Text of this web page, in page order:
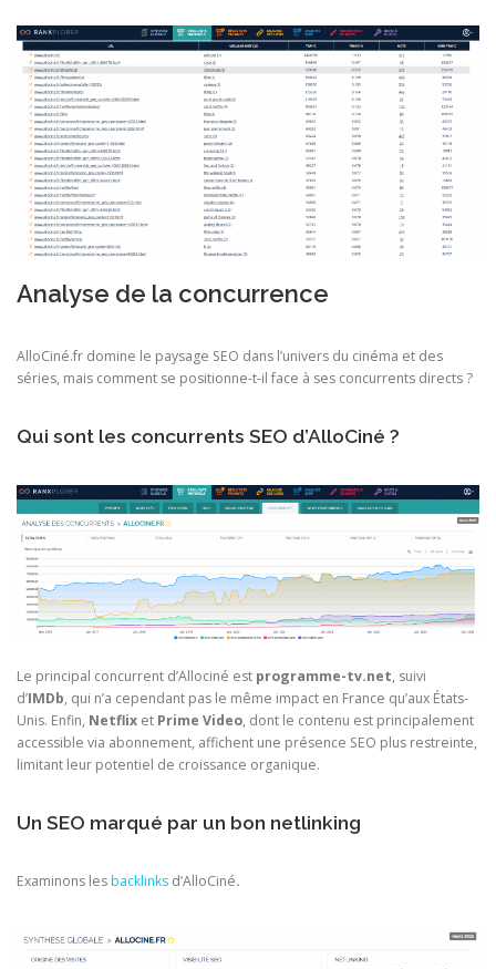
Analyse de la concurrence
AlloCiné.fr domine le paysage SEO dans l’univers du cinéma et des
séries, mais comment se positionne-t-il face à ses concurrents directs ?
Qui sont les concurrents SEO d’AlloCiné ?
Le principal concurrent d’Allociné est programme-tv.net, suivi
d’IMDb, qui n’a cependant pas le même impact en France qu’aux États-
Unis. Enfin, Netflix et Prime Video, dont le contenu est principalement
accessible via abonnement, affichent une présence SEO plus restreinte,
limitant leur potentiel de croissance organique.
Un SEO marqué par un bon netlinking
Examinons lesbacklinks d’AlloCiné.